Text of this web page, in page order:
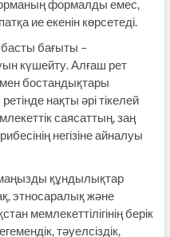
формалды емес,
ие екенін көрсетеді.
бағыты –
күшейту. Алғаш рет
бостандықтары
нақты әрі тікелей
саясаттың, заң
негізіне айналуы
құндылықтар
этносаралық және
мемлекеттілігінің берік
тәуелсіздік,